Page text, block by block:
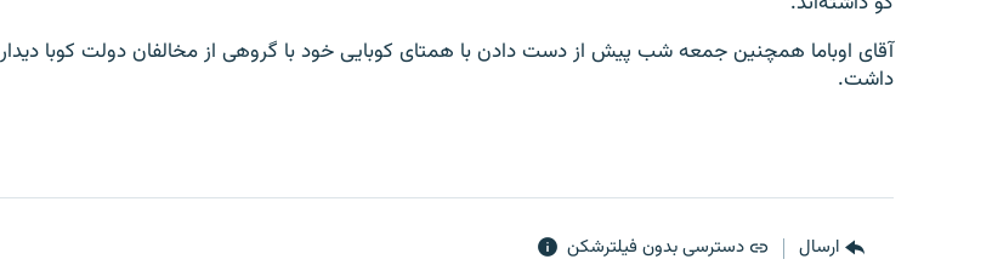
آقای اوباما همچنین جمعه شب پیش از دست دادن با همتای کوبایی خود با گروهی از مخالفان دولت کوبا دیدار
داشت.
ارسال دسترسی بدون فیلترشکن